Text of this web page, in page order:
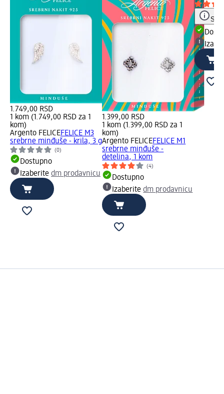
1.749,00 RSD
1 kom (1.749,00 RSD za 1
kom)
Argento FELICEFELICE M3
srebrne minđuše - krila, 3 g
(0)
Dostupno
Izaberite dm prodavnicu
1.399,00 RSD
1 kom (1.399,00 RSD za 1
kom)
Argento FELICEFELICE M1
srebrne minđuše -
detelina, 1 kom
(4)
Dostupno
Izaberitedm prodavnicu